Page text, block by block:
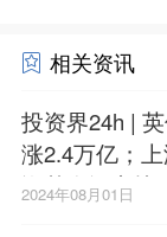
相关资讯
投资界24h |
涨2.4万亿；
资基金设立快
2024年08月01日